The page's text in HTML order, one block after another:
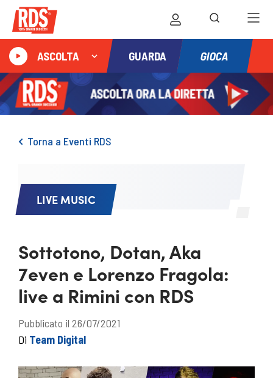
ASCOLTA GUARDA GIOCA
Torna a Eventi RDS
LIVE MUSIC
Sottotono, Dotan, Aka
7even e Lorenzo Fragola:
live a Rimini con RDS
Pubblicato il 26/07/2021
Di Team Digital